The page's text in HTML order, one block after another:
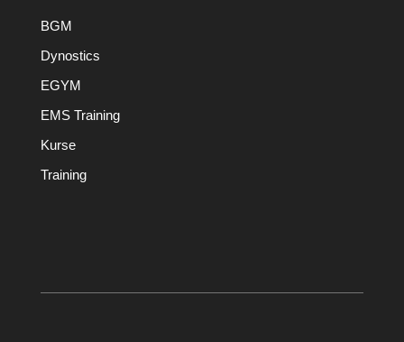
BGM
Dynostics
EGYM
EMS Training
Kurse
Training